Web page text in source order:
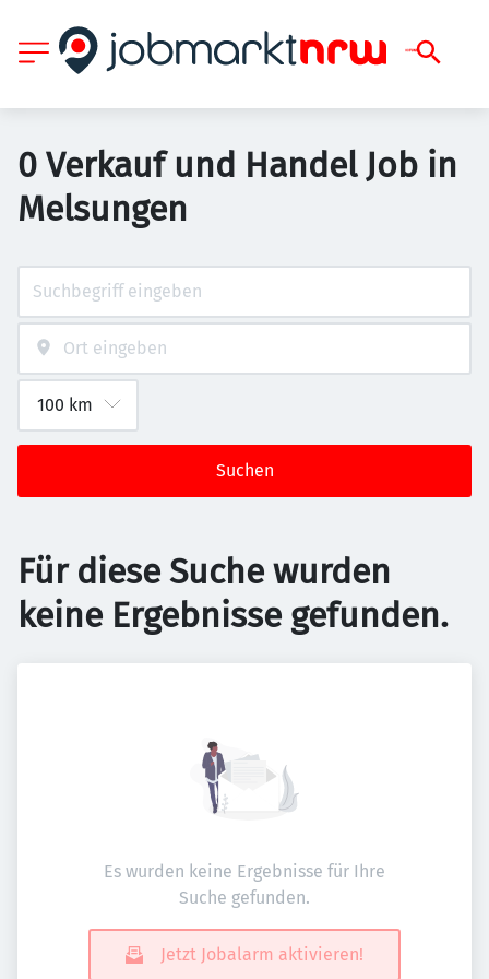
0 Verkauf und Handel Job in
Melsungen
Suchen
Für diese Suche wurden
keine Ergebnisse gefunden.
Es wurden keine Ergebnisse für Ihre
Suche gefunden.
Jetzt Jobalarm aktivieren!